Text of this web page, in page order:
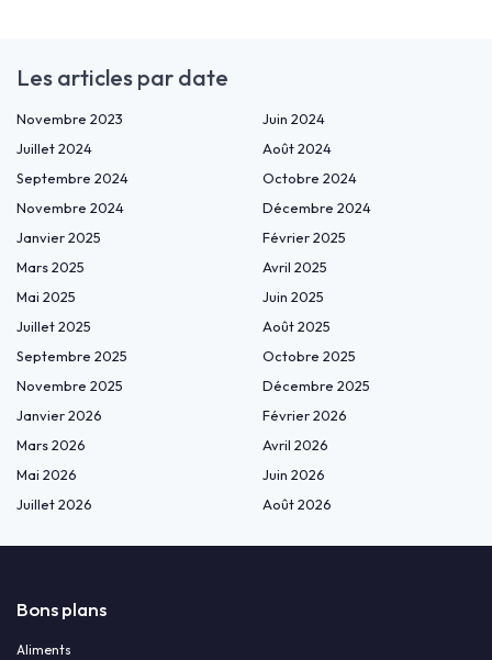
Les articles par date
Novembre 2023
Juin 2024
Juillet 2024
Août 2024
Septembre 2024
Octobre 2024
Novembre 2024
Décembre 2024
Janvier 2025
Février 2025
Mars 2025
Avril 2025
Mai 2025
Juin 2025
Juillet 2025
Août 2025
Septembre 2025
Octobre 2025
Novembre 2025
Décembre 2025
Janvier 2026
Février 2026
Mars 2026
Avril 2026
Mai 2026
Juin 2026
Juillet 2026
Août 2026
Bons plans
Aliments